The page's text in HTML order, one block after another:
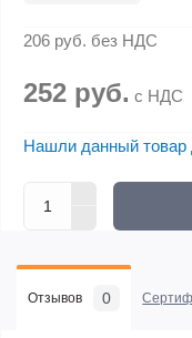
206 руб. без НДС
252 руб. с НДС
Нашли данный товар
Отзывов 0